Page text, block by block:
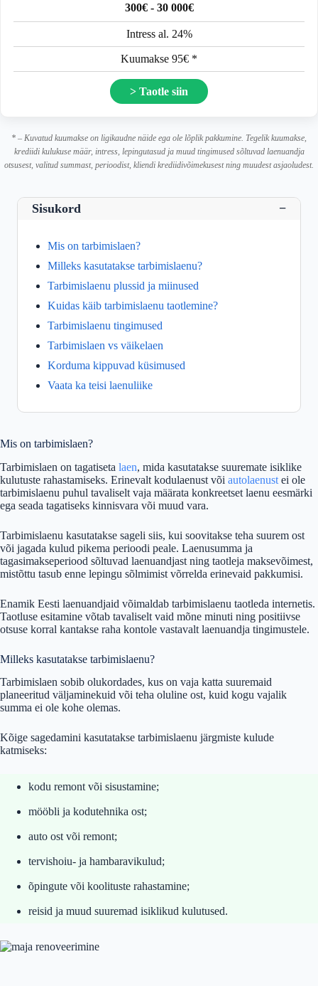
300€ - 30 000€
Intress al. 24%
Kuumakse 95€ *
> Taotle siin
* – Kuvatud kuumakse on ligikaudne näide ega ole lõplik pakkumine. Tegelik kuumakse,
krediidi kulukuse määr, intress, lepingutasud ja muud tingimused sõltuvad laenuandja
otsusest, valitud summast, perioodist, kliendi krediidivõimekusest ning muudest asjaoludest.
Sisukord −
Mis on tarbimislaen?
Milleks kasutatakse tarbimislaenu?
Tarbimislaenu plussid ja miinused
Kuidas käib tarbimislaenu taotlemine?
Tarbimislaenu tingimused
Tarbimislaen vs väikelaen
Korduma kippuvad küsimused
Vaata ka teisi laenuliike
Mis on tarbimislaen?
Tarbimislaen on tagatiseta laen, mida kasutatakse suuremate isiklike
kulutuste rahastamiseks. Erinevalt kodulaenust või autolaenust ei ole
tarbimislaenu puhul tavaliselt vaja määrata konkreetset laenu eesmärki
ega seada tagatiseks kinnisvara või muud vara.
Tarbimislaenu kasutatakse sageli siis, kui soovitakse teha suurem ost
või jagada kulud pikema perioodi peale. Laenusumma ja
tagasimakseperiood sõltuvad laenuandjast ning taotleja maksevõimest,
mistõttu tasub enne lepingu sõlmimist võrrelda erinevaid pakkumisi.
Enamik Eesti laenuandjaid võimaldab tarbimislaenu taotleda internetis.
Taotluse esitamine võtab tavaliselt vaid mõne minuti ning positiivse
otsuse korral kantakse raha kontole vastavalt laenuandja tingimustele.
Milleks kasutatakse tarbimislaenu?
Tarbimislaen sobib olukordades, kus on vaja katta suuremaid
planeeritud väljaminekuid või teha oluline ost, kuid kogu vajalik
summa ei ole kohe olemas.
Kõige sagedamini kasutatakse tarbimislaenu järgmiste kulude
katmiseks:
kodu remont või sisustamine;
mööbli ja kodutehnika ost;
auto ost või remont;
tervishoiu- ja hambaravikulud;
õpingute või koolituste rahastamine;
reisid ja muud suuremad isiklikud kulutused.